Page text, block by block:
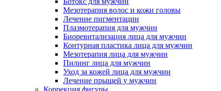
Мезотерапия волос и кожи головы
Лечение пигментации
Плазмотерапия для мужчин
Биоревитализация лица для мужчин
Контурная пластика лица для мужчин
Мезотерапия лица для мужчин
Пилинг лица для мужчин
Уход за кожей лица для мужчин
Лечение прыщей у мужчин
Коррекция фигуры